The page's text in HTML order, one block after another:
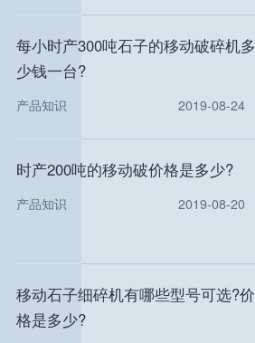
每小时产300吨石子的移动破碎机多
少钱一台?
产品知识 2019-08-24
时产200吨的移动破价格是多少?
产品知识 2019-08-20
移动石子细碎机有哪些型号可选?价
格是多少?